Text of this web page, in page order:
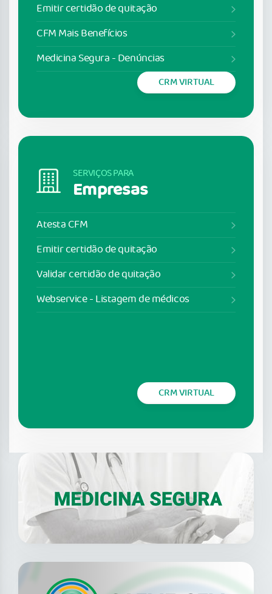
Emitir certidão de quitação
CFM Mais Benefícios
Medicina Segura - Denúncias
CRM VIRTUAL
SERVIÇOS PARA
Empresas
Atesta CFM
Emitir certidão de quitação
Validar certidão de quitação
Webservice - Listagem de médicos
CRM VIRTUAL